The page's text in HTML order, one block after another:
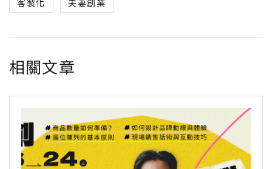
b
o
o
t
e
t
n
r
r
i
相關文章